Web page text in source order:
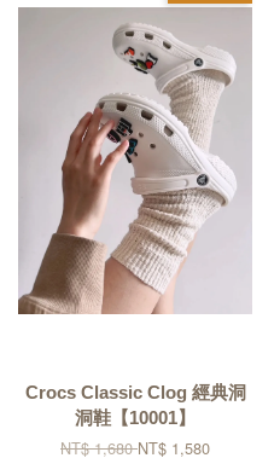
Crocs Classic Clog 經典洞
洞鞋【10001】
NT$ 1,680NT$ 1,580